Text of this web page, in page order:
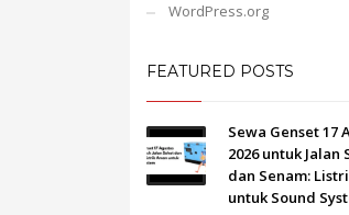
WordPress.org
FEATURED POSTS
Sewa Genset 17
2026 untuk Jalan
dan Senam:
untuk Sound